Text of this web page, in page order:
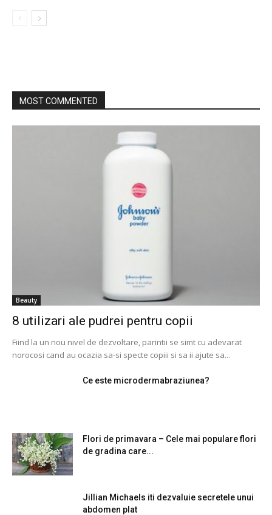
MOST COMMENTED
Beauty
8 utilizari ale pudrei pentru copii
Fiind la un nou nivel de dezvoltare, parintii se simt cu adevarat
norocosi cand au ocazia sa-si specte copiii si sa ii ajute sa...
Ce este microdermabraziunea?
Flori de primavara – Cele mai populare flori
de gradina care...
Jillian Michaels iti dezvaluie secretele unui
abdomen plat